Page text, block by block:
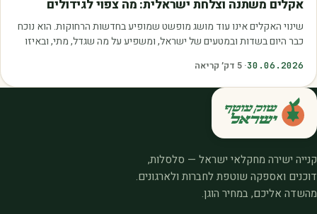
אקלים משתנה וצלחת ישראלית: מה צפוי לגידולים
שינוי האקלים אינו עוד מושג מופשט שמופיע בחדשות הרחוקות. הוא נוכח
כבר היום בשדות ובמטעים של ישראל, ומשפיע על מה שגדל, מתי, ובאיזו
30.06.2026
·
5 דק׳ קריאה
קנייה ישירה מחקלאי ישראל — סלסלות,
דוכנים ואספקה שוטפת לחברות ולארגונים.
מהשדה אליכם, במחיר הוגן.